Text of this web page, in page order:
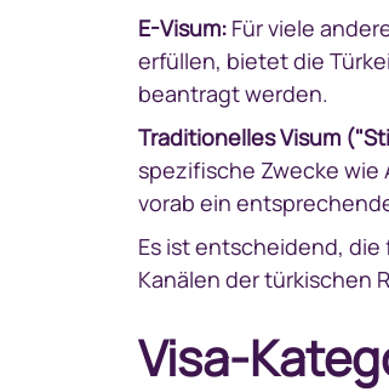
E-Visum: Für viele
erfüllen, bietet die
beantragt werden.
Traditionelles Visum
spezifische Zwecke wie
vorab ein
Es ist entscheidend,
Kanälen der türkischen
Visa-